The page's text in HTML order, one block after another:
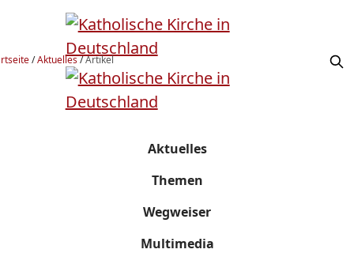
/Aktuelles/Artikel
Aktuelles
Themen
Wegweiser
Multimedia